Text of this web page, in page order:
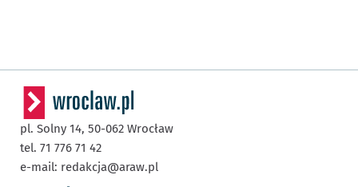
pl. Solny 14, 50-062 Wrocław
tel. 71 776 71 42
e-mail: redakcja@araw.pl